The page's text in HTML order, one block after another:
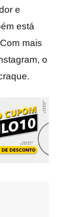
e
está
mais
o